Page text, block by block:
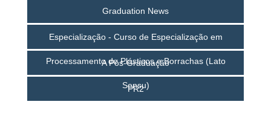
Graduation News
Especialização - Curso de Especialização em
Processamento de Plásticos e Borrachas (Lato
Sensu)
A Pós-Graduação
PR2